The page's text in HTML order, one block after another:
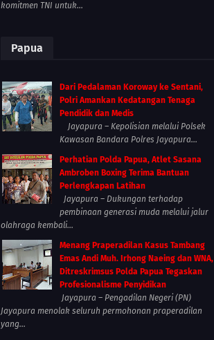
komitmen TNI untuk...
Papua
Dari Pedalaman Koroway ke Sentani,
Polri Amankan Kedatangan Tenaga
Pendidik dan Medis
Jayapura – Kepolisian melalui Polsek
Kawasan Bandara Polres Jayapura...
Perhatian Polda Papua, Atlet Sasana
Ambroben Boxing Terima Bantuan
Perlengkapan Latihan
Jayapura – Dukungan terhadap
pembinaan generasi muda melalui jalur
olahraga kembali...
Menang Praperadilan Kasus Tambang
Emas Andi Muh. Irhong Naeing dan WNA,
Ditreskrimsus Polda Papua Tegaskan
Profesionalisme Penyidikan
Jayapura – Pengadilan Negeri (PN)
Jayapura menolak seluruh permohonan praperadilan
yang...